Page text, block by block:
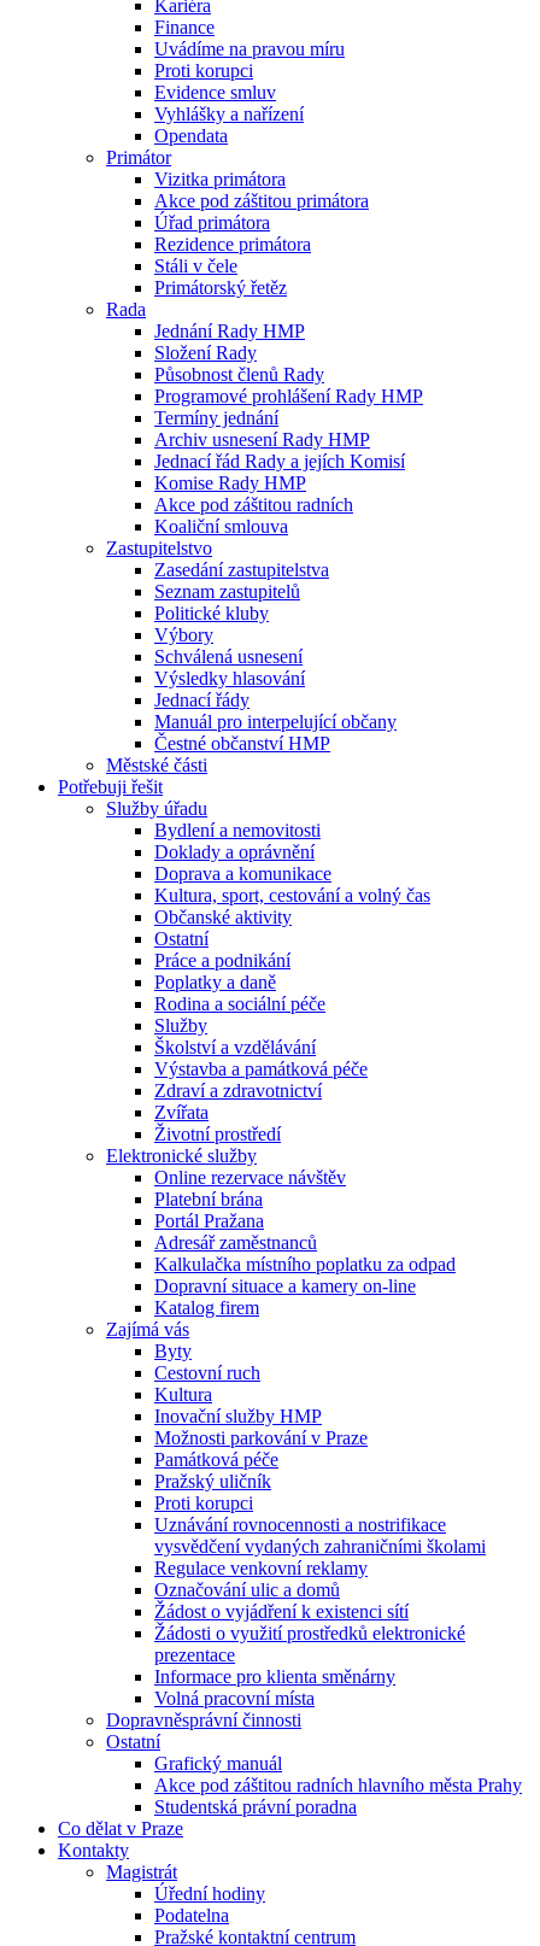
Kariéra
Finance
Uvádíme na pravou míru
Proti korupci
Evidence smluv
Vyhlášky a nařízení
Opendata
Primátor
Vizitka primátora
Akce pod záštitou primátora
Úřad primátora
Rezidence primátora
Stáli v čele
Primátorský řetěz
Rada
Jednání Rady HMP
Složení Rady
Působnost členů Rady
Programové prohlášení Rady HMP
Termíny jednání
Archiv usnesení Rady HMP
Jednací řád Rady a jejích Komisí
Komise Rady HMP
Akce pod záštitou radních
Koaliční smlouva
Zastupitelstvo
Zasedání zastupitelstva
Seznam zastupitelů
Politické kluby
Výbory
Schválená usnesení
Výsledky hlasování
Jednací řády
Manuál pro interpelující občany
Čestné občanství HMP
Městské části
Potřebuji řešit
Služby úřadu
Bydlení a nemovitosti
Doklady a oprávnění
Doprava a komunikace
Kultura, sport, cestování a volný čas
Občanské aktivity
Ostatní
Práce a podnikání
Poplatky a daně
Rodina a sociální péče
Služby
Školství a vzdělávání
Výstavba a památková péče
Zdraví a zdravotnictví
Zvířata
Životní prostředí
Elektronické služby
Online rezervace návštěv
Platební brána
Portál Pražana
Adresář zaměstnanců
Kalkulačka místního poplatku za odpad
Dopravní situace a kamery on-line
Katalog firem
Zajímá vás
Byty
Cestovní ruch
Kultura
Inovační služby HMP
Možnosti parkování v Praze
Památková péče
Pražský uličník
Proti korupci
Uznávání rovnocennosti a nostrifikace
vysvědčení vydaných zahraničními školami
Regulace venkovní reklamy
Označování ulic a domů
Žádost o vyjádření k existenci sítí
Žádosti o využití prostředků elektronické
prezentace
Informace pro klienta směnárny
Volná pracovní místa
Dopravněsprávní činnosti
Ostatní
Grafický manuál
Akce pod záštitou radních hlavního města Prahy
Studentská právní poradna
Co dělat v Praze
Kontakty
Magistrát
Úřední hodiny
Podatelna
Pražské kontaktní centrum